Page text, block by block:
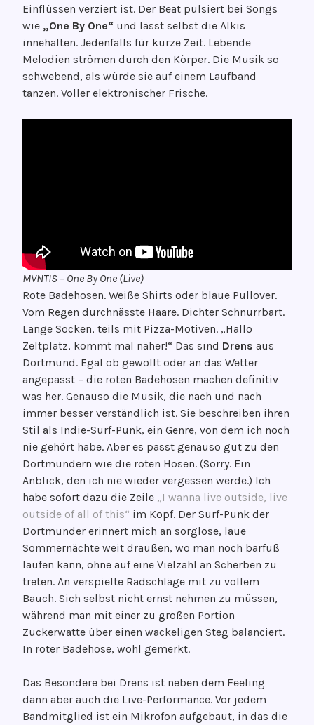
Einflüssen verziert ist. Der Beat pulsiert bei Songs
wie „One By One“ und lässt selbst die Alkis
innehalten. Jedenfalls für kurze Zeit. Lebende
Melodien strömen durch den Körper. Die Musik so
schwebend, als würde sie auf einem Laufband
tanzen. Voller elektronischer Frische.
MVNTIS – One By One (Live)
Rote Badehosen. Weiße Shirts oder blaue Pullover.
Vom Regen durchnässte Haare. Dichter Schnurrbart.
Lange Socken, teils mit Pizza-Motiven. „Hallo
Zeltplatz, kommt mal näher!“ Das sind Drens aus
Dortmund. Egal ob gewollt oder an das Wetter
angepasst – die roten Badehosen machen definitiv
was her. Genauso die Musik, die nach und nach
immer besser verständlich ist. Sie beschreiben ihren
Stil als Indie-Surf-Punk, ein Genre, von dem ich noch
nie gehört habe. Aber es passt genauso gut zu den
Dortmundern wie die roten Hosen. (Sorry. Ein
Anblick, den ich nie wieder vergessen werde.) Ich
habe sofort dazu die Zeile „I wanna live outside, live
outside of all of this“ im Kopf. Der Surf-Punk der
Dortmunder erinnert mich an sorglose, laue
Sommernächte weit draußen, wo man noch barfuß
laufen kann, ohne auf eine Vielzahl an Scherben zu
treten. An verspielte Radschläge mit zu vollem
Bauch. Sich selbst nicht ernst nehmen zu müssen,
während man mit einer zu großen Portion
Zuckerwatte über einen wackeligen Steg balanciert.
In roter Badehose, wohl gemerkt.
Das Besondere bei Drens ist neben dem Feeling
dann aber auch die Live-Performance. Vor jedem
Bandmitglied ist ein Mikrofon aufgebaut, in das die